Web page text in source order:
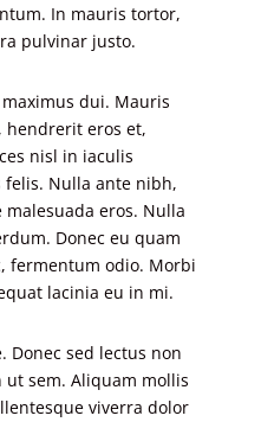
In mauris tortor,
pulvinar justo.
dui. Mauris
hendrerit eros et,
nisl in iaculis
Nulla ante nibh,
eros. Nulla
Donec eu quam
fermentum odio. Morbi
lacinia eu in mi.
Donec sed lectus non
sem. Aliquam mollis
viverra dolor